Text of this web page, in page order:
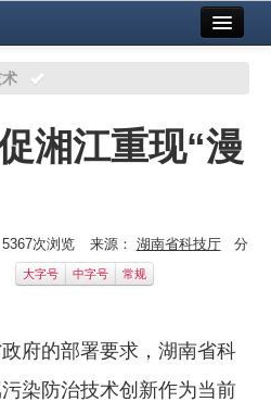
湘江重现“漫
5367次浏览 来源： 湖南省科技厅分
大字号 中字号 常规
的部署要求，湖南省科
染防治技术创新作为当前